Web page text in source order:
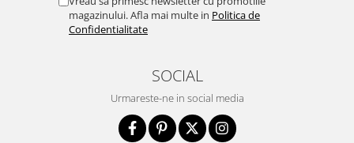
magazinului. Afla mai multe in Politica de
Confidentialitate
SOCIAL
Urmareste-ne in social media